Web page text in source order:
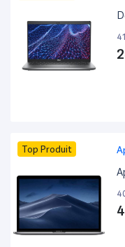
Top Produit